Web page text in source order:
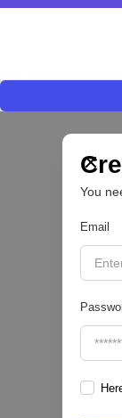
You
Email
fraude,
del sector
Sofía Neira Gómez